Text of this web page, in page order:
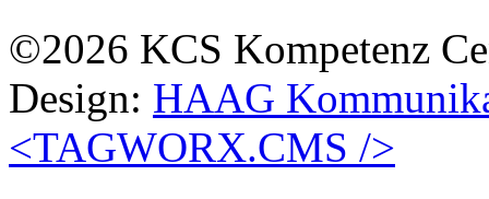
©2026 KCS Kompetenz
Design: HAAG
<TAGWORX.CMS />